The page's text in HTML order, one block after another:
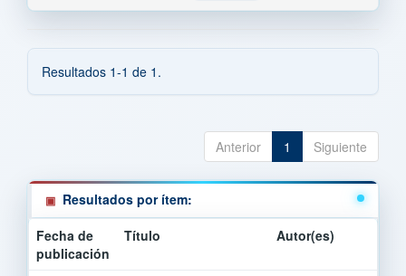
Resultados 1-1 de 1.
Anterior 1 Siguiente
Resultados por ítem:
Fecha de
publicación
Título Autor(es)